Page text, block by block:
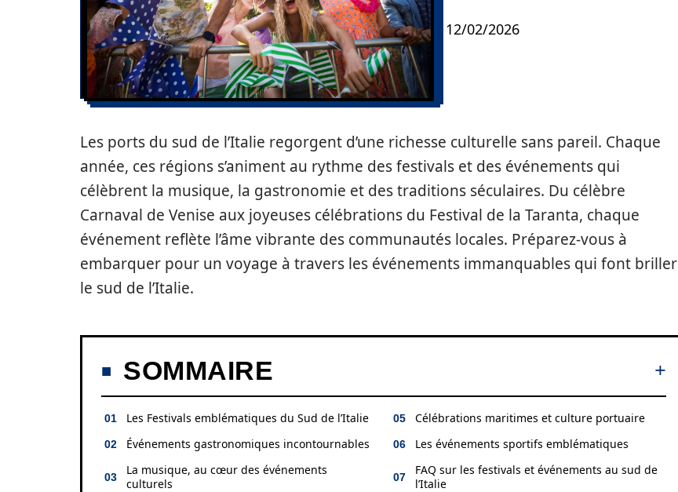
12/02/2026
Les ports du sud de l’Italie regorgent d’une richesse culturelle sans pareil. Chaque
année, ces régions s’animent au rythme des festivals et des événements qui
célèbrent la musique, la gastronomie et des traditions séculaires. Du célèbre
Carnaval de Venise aux joyeuses célébrations du Festival de la Taranta, chaque
événement reflète l’âme vibrante des communautés locales. Préparez-vous à
embarquer pour un voyage à travers les événements immanquables qui font briller
le sud de l’Italie.
SOMMAIRE
Les Festivals emblématiques du Sud de l’Italie
Événements gastronomiques incontournables
La musique, au cœur des événements
culturels
Célébrations maritimes et culture portuaire
Les événements sportifs emblématiques
FAQ sur les festivals et événements au sud de
l’Italie